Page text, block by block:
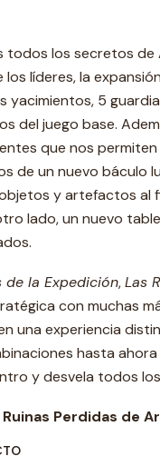
todos los secretos
los líderes, la
yacimientos, 5
del juego base.
que nos
de un nuevo báculo
y artefactos al
lado, un nuevo
de la Expedición,Las
con muchas
una experiencia
hasta ahora
y desvela todos
Perdidas de